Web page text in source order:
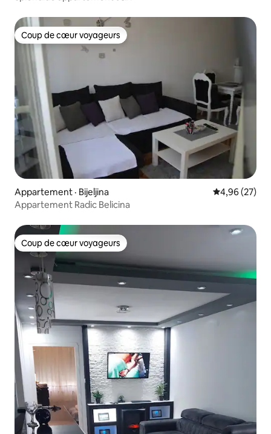
Coup de cœur voyageurs
Coup de cœur voyageurs
Appartement · Bijeljina Note
4,96 (27)
Appartement Radic Belicina
Coup de cœur voyageurs
Coup de cœur voyageurs